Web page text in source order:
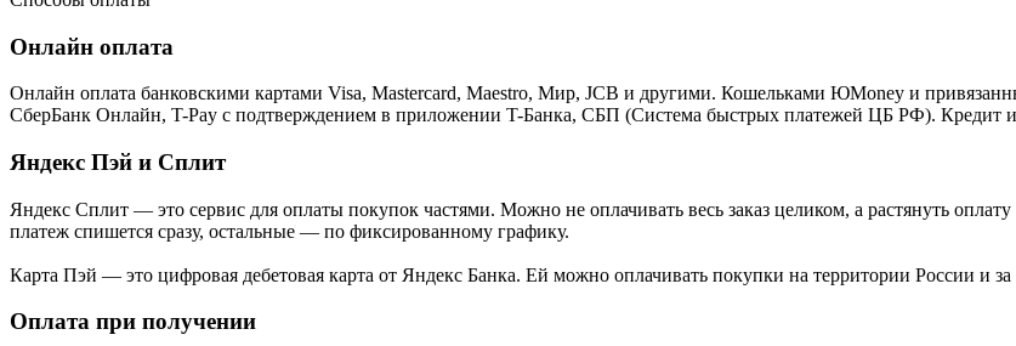
Онлайн оплата
Онлайн оплата банковскими картами Visa, Mastercard, Maestro, Мир, JCB и другими. Кошельками ЮMoney и
СберБанк Онлайн, T-Pay с подтверждением в приложении T-Банка, СБП (Система быстрых платежей ЦБ РФ). Кредит и
Яндекс Пэй и Сплит
Яндекс Cплит — это сервис для оплаты покупок частями. Можно не оплачивать весь заказ целиком, а растянуть
платеж спишется сразу, остальные — по фиксированному графику.
Карта Пэй — это цифровая дебетовая карта от Яндекс Банка. Ей можно оплачивать покупки на территории России и
Оплата при получении